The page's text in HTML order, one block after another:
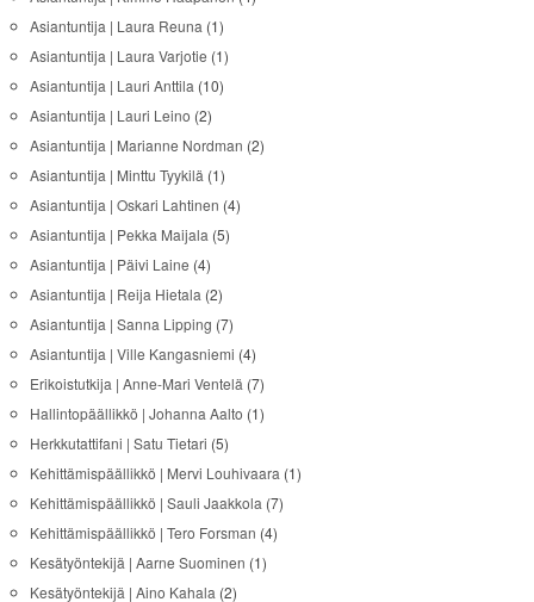
Asiantuntija | Laura Reuna (1)
Asiantuntija | Laura Varjotie (1)
Asiantuntija | Lauri Anttila (10)
Asiantuntija | Lauri Leino (2)
Asiantuntija | Marianne Nordman (2)
Asiantuntija | Minttu Tyykilä (1)
Asiantuntija | Oskari Lahtinen (4)
Asiantuntija | Pekka Maijala (5)
Asiantuntija | Päivi Laine (4)
Asiantuntija | Reija Hietala (2)
Asiantuntija | Sanna Lipping (7)
Asiantuntija | Ville Kangasniemi (4)
Erikoistutkija | Anne-Mari Ventelä (7)
Hallintopäällikkö | Johanna Aalto (1)
Herkkutattifani | Satu Tietari (5)
Kehittämispäällikkö | Mervi Louhivaara (1)
Kehittämispäällikkö | Sauli Jaakkola (7)
Kehittämispäällikkö | Tero Forsman (4)
Kesätyöntekijä | Aarne Suominen (1)
Kesätyöntekijä | Aino Kahala (2)